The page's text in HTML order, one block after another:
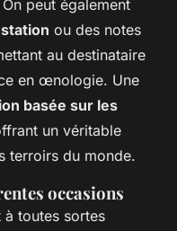
peut également
ou des notes
au destinataire
en œnologie. Une
basée sur les
un véritable
terroirs du monde.
occasions
toutes sortes